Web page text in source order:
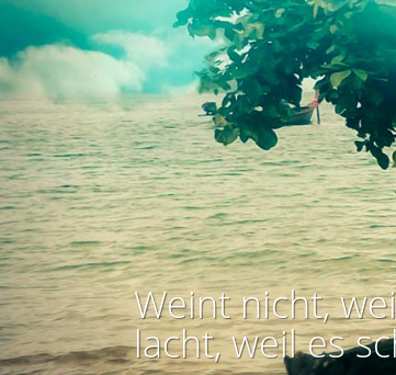
Weint nicht,
lacht, weil es